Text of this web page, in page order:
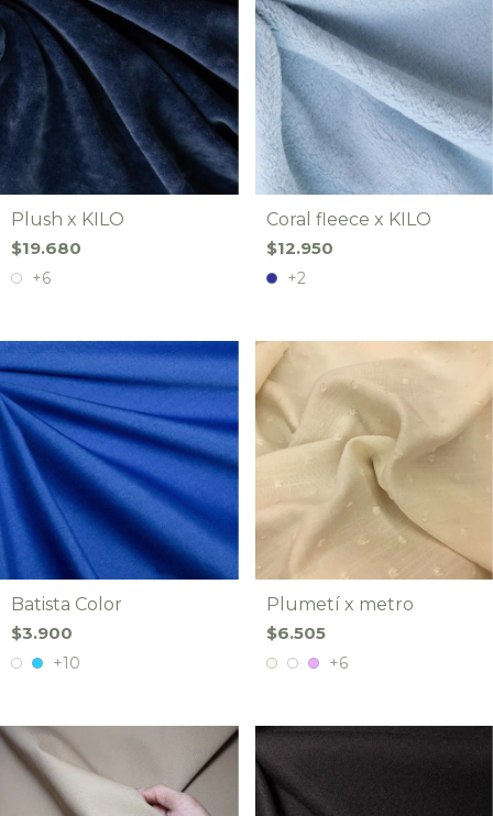
Plush x KILO
$19.680
+6
Coral fleece x KILO
$12.950
+2
Batista Color
$3.900
+10
Plumetí x metro
$6.505
+6